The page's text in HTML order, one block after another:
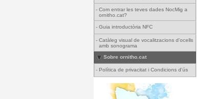
- Com entrar les teves dades NocMig a
ornitho.cat?
- Guia introductòria NFC
- Catàleg visual de vocalitzacions d'ocells
amb sonograma
Sobre ornitho.cat
- Política de privacitat i Condicions d'ús